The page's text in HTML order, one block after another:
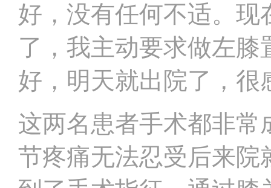
好，没有任何不适。
了，我主动要求做左
好，明天就出院了，很
这两名患者手术都非
节疼痛无法忍受后来院